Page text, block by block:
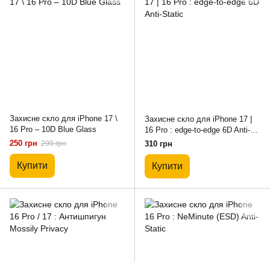
Захисне скло для iPhone 17 \
16 Pro – 10D Blue Glass
250 грн 290 грн
Купити
Захисне скло для iPhone 17 |
16 Pro : edge-to-edge 6D Anti-
Static
310 грн
Купити